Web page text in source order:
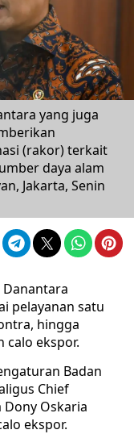
yang juga
(rakor) terkait
daya alam
Jakarta, Senin
Danantara
pelayanan satu
hingga
calo ekspor.
Badan
Chief
Oskaria
ekspor.